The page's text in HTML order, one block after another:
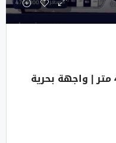
أرض للبيع بشمال المطار | 495 متر | واجهة بحرية